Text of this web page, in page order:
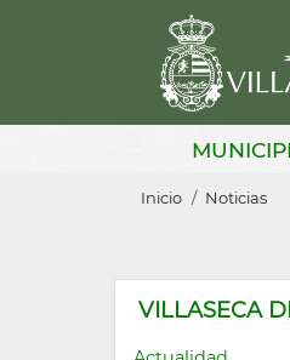
de
ayuda
Inicio Noticias
VILLASECA